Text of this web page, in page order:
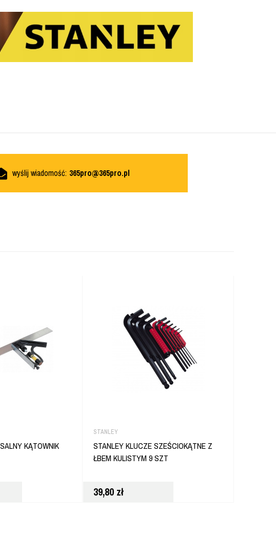
wyślij wiadomość: 365pro@365pro.pl
KĄTOWNIK
STANLEY
STANLEY KLUCZE SZEŚCIOKĄTNE Z
ŁBEM KULISTYM 9 SZT
39,80 zł